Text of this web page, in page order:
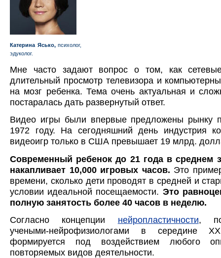
Катерина Ясько,психолог,
эдуколог.
Мне часто задают вопрос о том, как
длительный просмотр телевизора и
на мозг ребенка. Тема очень актуальная и
постаралась дать развернутый ответ.
Видео игры были впервые предложены рынку
1972 году. На сегодняшний день индустрия
видеоигр только в США превышает 19 млрд.
Современный ребенок до 21 года в среднем
накапливает 10,000 игровых часов. Это
времени, сколько дети проводят в средней и
условии идеальной посещаемости. Это
полную занятость более 40 часов в неделю.
Согласно концепции нейропластичности,
учеными-нейрофизиологами в середине
формируется под воздействием любого
повторяемых видов деятельности.